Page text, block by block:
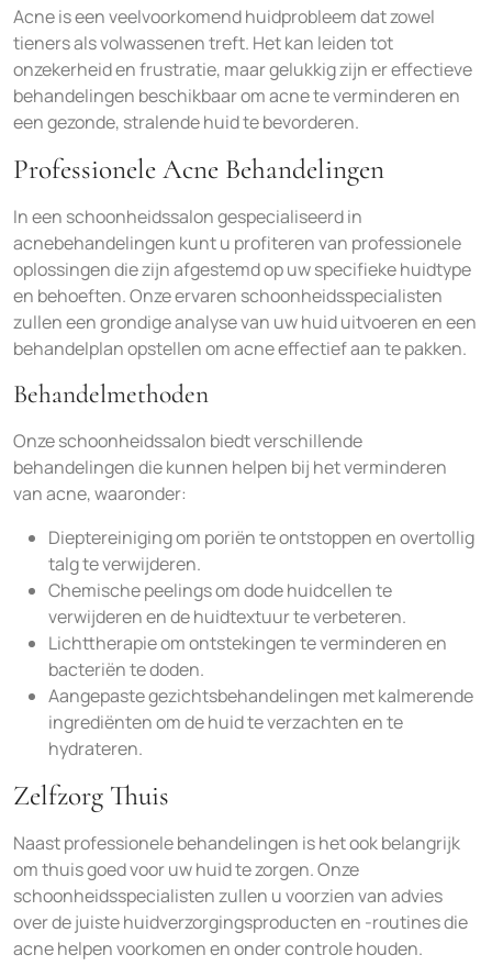
Acne is een veelvoorkomend huidprobleem dat zowel
tieners als volwassenen treft. Het kan leiden tot
onzekerheid en frustratie, maar gelukkig zijn er effectieve
behandelingen beschikbaar om acne te verminderen en
een gezonde, stralende huid te bevorderen.
Professionele Acne Behandelingen
In een schoonheidssalon gespecialiseerd in
acnebehandelingen kunt u profiteren van professionele
oplossingen die zijn afgestemd op uw specifieke huidtype
en behoeften. Onze ervaren schoonheidsspecialisten
zullen een grondige analyse van uw huid uitvoeren en een
behandelplan opstellen om acne effectief aan te pakken.
Behandelmethoden
Onze schoonheidssalon biedt verschillende
behandelingen die kunnen helpen bij het verminderen
van acne, waaronder:
Dieptereiniging om poriën te ontstoppen en overtollig
talg te verwijderen.
Chemische peelings om dode huidcellen te
verwijderen en de huidtextuur te verbeteren.
Lichttherapie om ontstekingen te verminderen en
bacteriën te doden.
Aangepaste gezichtsbehandelingen met kalmerende
ingrediënten om de huid te verzachten en te
hydrateren.
Zelfzorg Thuis
Naast professionele behandelingen is het ook belangrijk
om thuis goed voor uw huid te zorgen. Onze
schoonheidsspecialisten zullen u voorzien van advies
over de juiste huidverzorgingsproducten en -routines die
acne helpen voorkomen en onder controle houden.